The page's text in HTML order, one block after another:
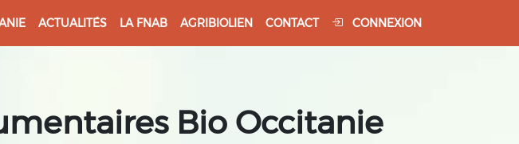
ACTUALITÉS LA FNAB AGRIBIOLIEN CONTACT CONNEXION
Bio Occitanie